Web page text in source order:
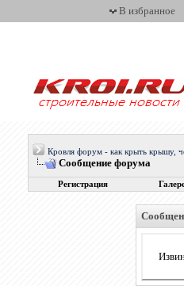
В избранное
Кровля форум - как крыть крышу,
Сообщение форума
Регистрация